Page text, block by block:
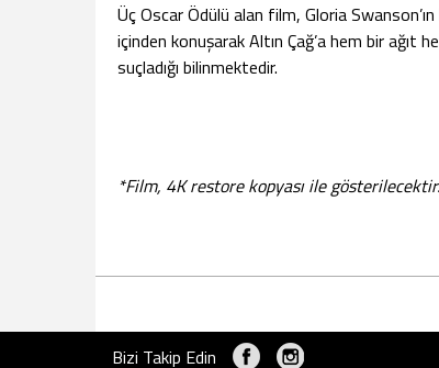
Üç Oscar Ödülü alan film, Gloria
içinden konuşarak Altın Çağ’a hem bir ağıt
suçladığı bilinmektedir.
*Film, 4K restore kopyası ile gösterilecektir.
Bizi Takip Edin